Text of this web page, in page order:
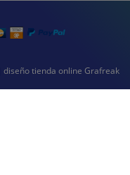
diseño tienda online Grafreak